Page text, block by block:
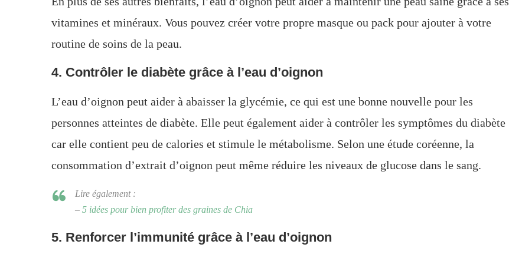
vitamines et minéraux. Vous pouvez créer votre propre masque ou pack pour ajouter à votre
routine de soins de la peau.
4. Contrôler le diabète grâce à l’eau d’oignon
L’eau d’oignon peut aider à abaisser la glycémie, ce qui est une bonne nouvelle pour les
personnes atteintes de diabète. Elle peut également aider à contrôler les symptômes du diabète
car elle contient peu de calories et stimule le métabolisme. Selon une étude coréenne, la
consommation d’extrait d’oignon peut même réduire les niveaux de glucose dans le sang.
Lire également :
– 5 idées pour bien profiter des graines de Chia
5. Renforcer l’immunité grâce à l’eau d’oignon